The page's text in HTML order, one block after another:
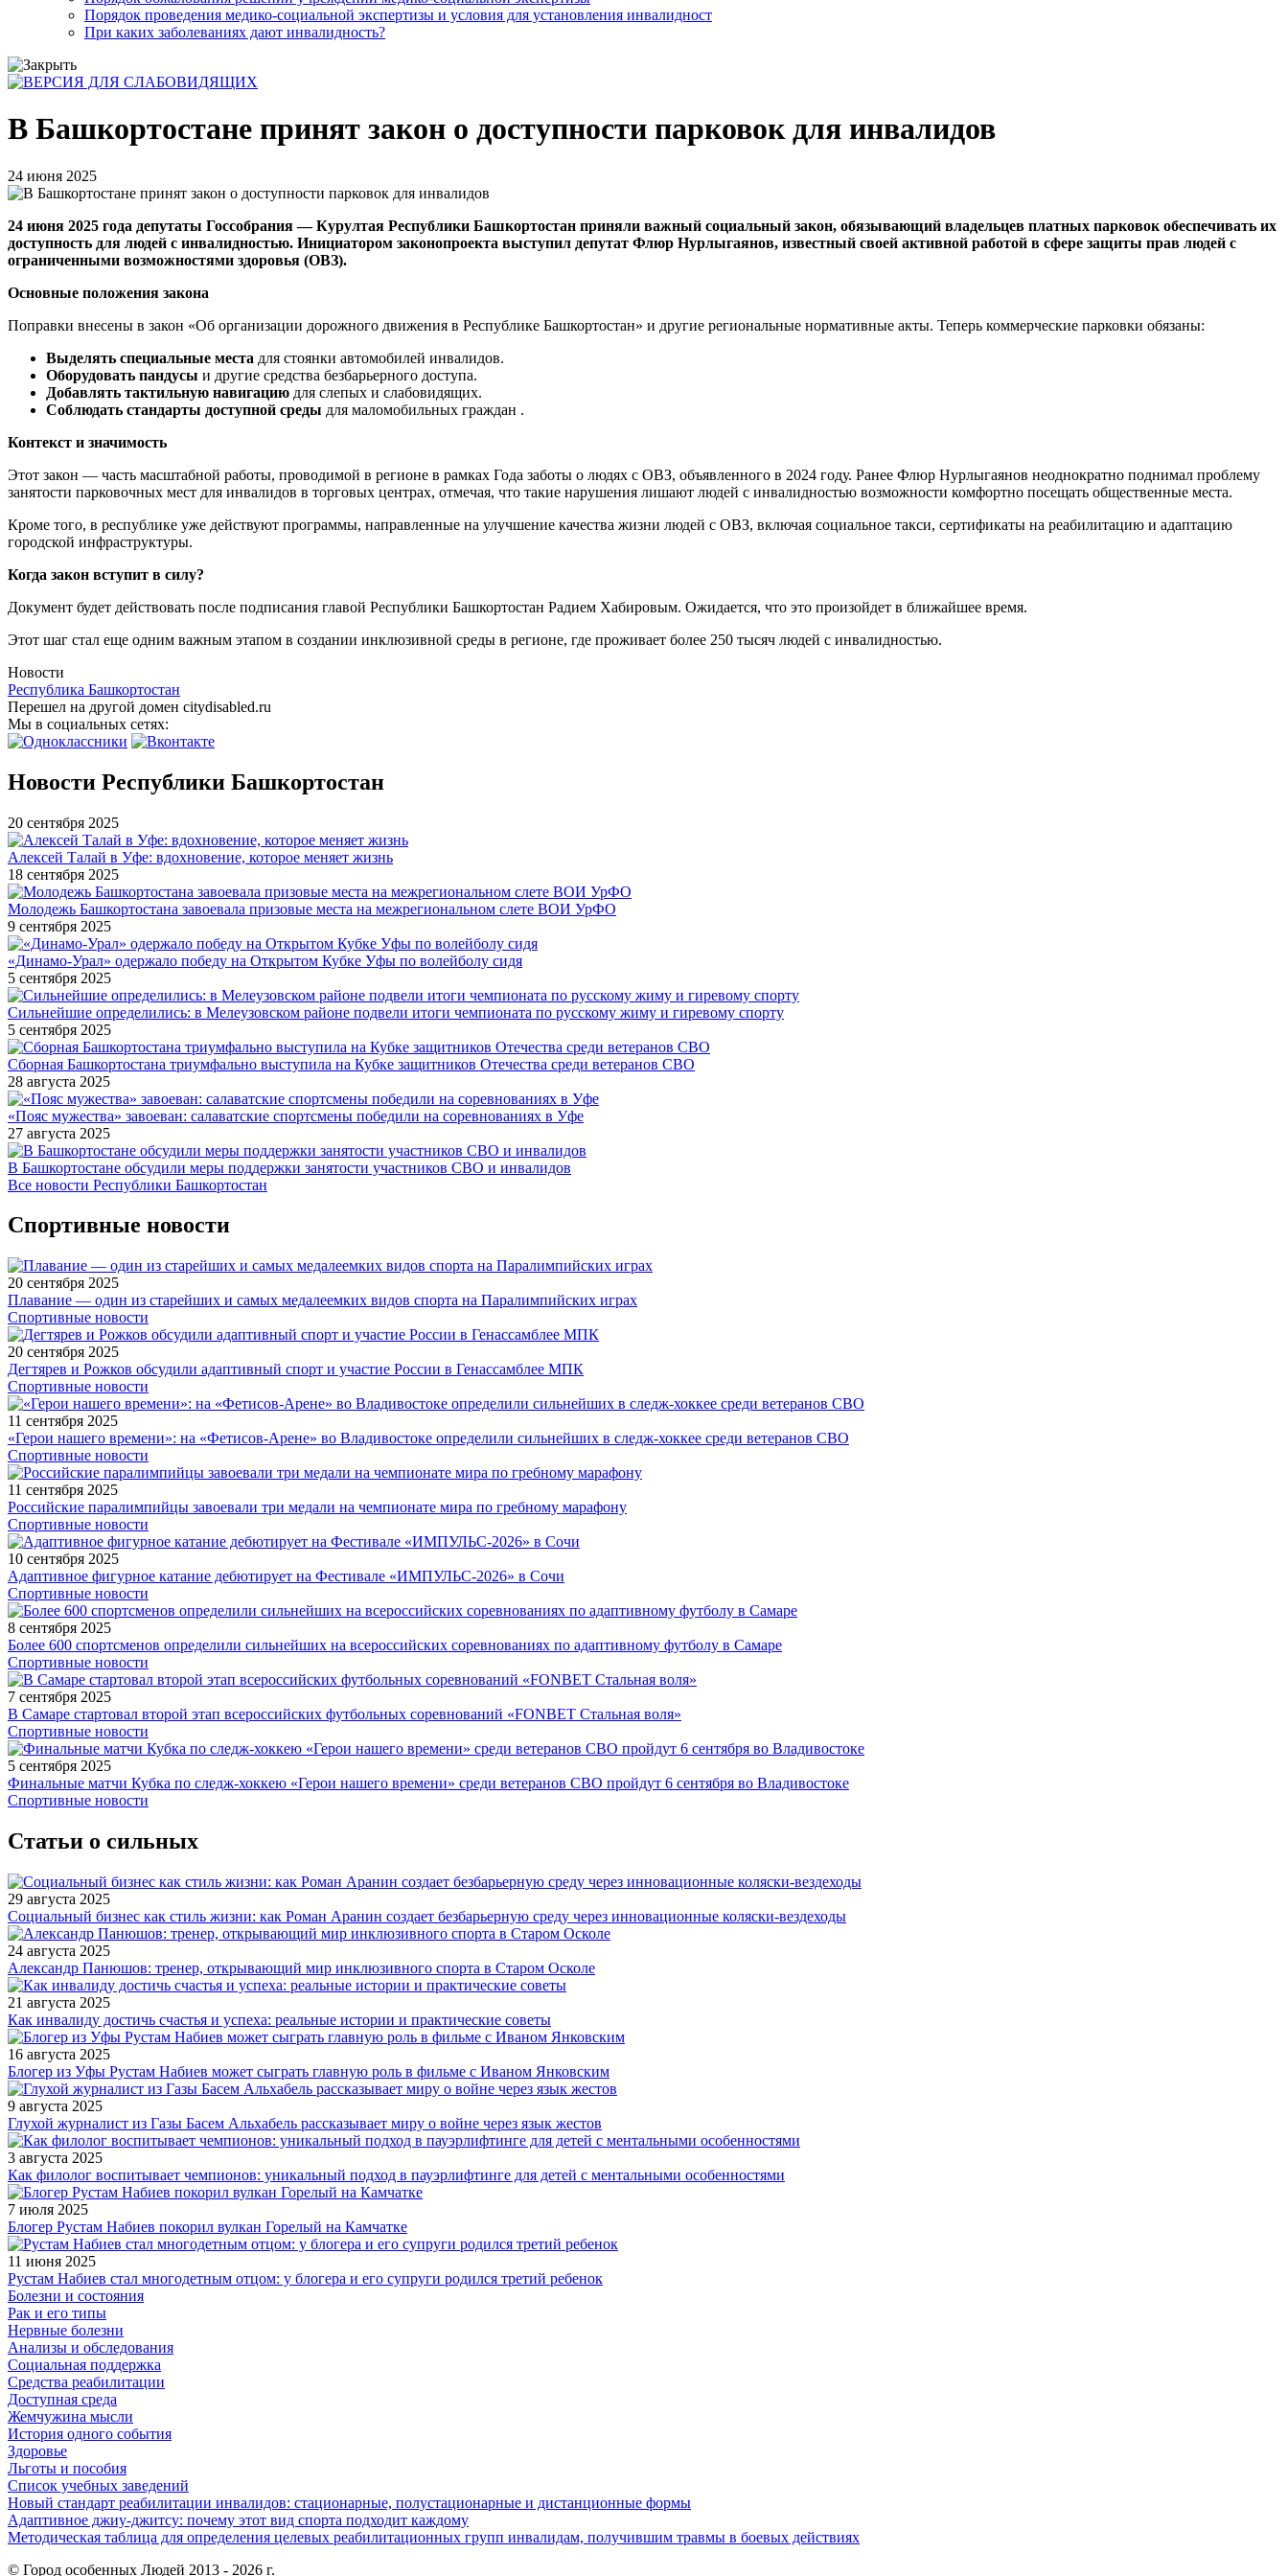
Порядок проведения медико-социальной экспертизы и условия для установления инвалидност
При каких заболеваниях дают инвалидность?
В Башкортостане принят закон о доступности парковок для инвалидов
24 июня 2025
24 июня 2025 года депутаты Госсобрания — Курултая Республики Башкортостан приняли важный социальный закон, обязывающий владельцев платных парковок обеспечивать их
доступность для людей с инвалидностью. Инициатором законопроекта выступил депутат Флюр Нурлыгаянов, известный своей активной работой в сфере защиты прав людей с
ограниченными возможностями здоровья (ОВЗ).
Основные положения закона
Поправки внесены в закон «Об организации дорожного движения в Республике Башкортостан» и другие региональные нормативные акты. Теперь коммерческие парковки обязаны:
Выделять специальные места для стоянки автомобилей инвалидов.
Оборудовать пандусы и другие средства безбарьерного доступа.
Добавлять тактильную навигацию для слепых и слабовидящих.
Соблюдать стандарты доступной среды для маломобильных граждан .
Контекст и значимость
Этот закон — часть масштабной работы, проводимой в регионе в рамках Года заботы о людях с ОВЗ, объявленного в 2024 году. Ранее Флюр Нурлыгаянов неоднократно поднимал проблему
занятости парковочных мест для инвалидов в торговых центрах, отмечая, что такие нарушения лишают людей с инвалидностью возможности комфортно посещать общественные места.
Кроме того, в республике уже действуют программы, направленные на улучшение качества жизни людей с ОВЗ, включая социальное такси, сертификаты на реабилитацию и адаптацию
городской инфраструктуры.
Когда закон вступит в силу?
Документ будет действовать после подписания главой Республики Башкортостан Радием Хабировым. Ожидается, что это произойдет в ближайшее время.
Этот шаг стал еще одним важным этапом в создании инклюзивной среды в регионе, где проживает более 250 тысяч людей с инвалидностью.
Новости
Республика Башкортостан
Перешел на другой домен citydisabled.ru
Мы в социальных сетях:
Новости Республики Башкортостан
20 сентября 2025
Алексей Талай в Уфе: вдохновение, которое меняет жизнь
18 сентября 2025
Молодежь Башкортостана завоевала призовые места на межрегиональном слете ВОИ УрФО
9 сентября 2025
«Динамо-Урал» одержало победу на Открытом Кубке Уфы по волейболу сидя
5 сентября 2025
Сильнейшие определились: в Мелеузовском районе подвели итоги чемпионата по русскому жиму и гиревому спорту
5 сентября 2025
Сборная Башкортостана триумфально выступила на Кубке защитников Отечества среди ветеранов СВО
28 августа 2025
«Пояс мужества» завоеван: салаватские спортсмены победили на соревнованиях в Уфе
27 августа 2025
В Башкортостане обсудили меры поддержки занятости участников СВО и инвалидов
Все новости Республики Башкортостан
Спортивные новости
20 сентября 2025
Плавание — один из старейших и самых медалеемких видов спорта на Паралимпийских играх
Спортивные новости
20 сентября 2025
Дегтярев и Рожков обсудили адаптивный спорт и участие России в Генассамблее МПК
Спортивные новости
11 сентября 2025
«Герои нашего времени»: на «Фетисов-Арене» во Владивостоке определили сильнейших в следж-хоккее среди ветеранов СВО
Спортивные новости
11 сентября 2025
Российские паралимпийцы завоевали три медали на чемпионате мира по гребному марафону
Спортивные новости
10 сентября 2025
Адаптивное фигурное катание дебютирует на Фестивале «ИМПУЛЬС-2026» в Сочи
Спортивные новости
8 сентября 2025
Более 600 спортсменов определили сильнейших на всероссийских соревнованиях по адаптивному футболу в Самаре
Спортивные новости
7 сентября 2025
В Самаре стартовал второй этап всероссийских футбольных соревнований «FONBET Стальная воля»
Спортивные новости
5 сентября 2025
Финальные матчи Кубка по следж-хоккею «Герои нашего времени» среди ветеранов СВО пройдут 6 сентября во Владивостоке
Спортивные новости
Статьи о сильных
29 августа 2025
Социальный бизнес как стиль жизни: как Роман Аранин создает безбарьерную среду через инновационные коляски-вездеходы
24 августа 2025
Александр Панюшов: тренер, открывающий мир инклюзивного спорта в Старом Осколе
21 августа 2025
Как инвалиду достичь счастья и успеха: реальные истории и практические советы
16 августа 2025
Блогер из Уфы Рустам Набиев может сыграть главную роль в фильме с Иваном Янковским
9 августа 2025
Глухой журналист из Газы Басем Альхабель рассказывает миру о войне через язык жестов
3 августа 2025
Как филолог воспитывает чемпионов: уникальный подход в пауэрлифтинге для детей с ментальными особенностями
7 июля 2025
Блогер Рустам Набиев покорил вулкан Горелый на Камчатке
11 июня 2025
Рустам Набиев стал многодетным отцом: у блогера и его супруги родился третий ребенок
Болезни и состояния
Рак и его типы
Нервные болезни
Анализы и обследования
Социальная поддержка
Средства реабилитации
Доступная среда
Жемчужина мысли
История одного события
Здоровье
Льготы и пособия
Список учебных заведений
Новый стандарт реабилитации инвалидов: стационарные, полустационарные и дистанционные формы
Адаптивное джиу-джитсу: почему этот вид спорта подходит каждому
Методическая таблица для определения целевых реабилитационных групп инвалидам, получившим травмы в боевых действиях
© Город особенных Людей 2013 - 2026 г.